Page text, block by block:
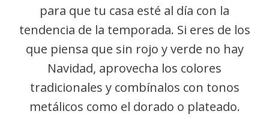
para que tu casa esté al día con la
tendencia de la temporada. Si eres de los
que piensa que sin rojo y verde no hay
Navidad, aprovecha los colores
tradicionales y combínalos con tonos
metálicos como el dorado o plateado.